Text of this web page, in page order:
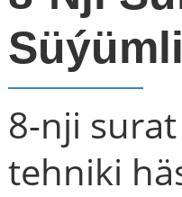
8-nji
tehniki